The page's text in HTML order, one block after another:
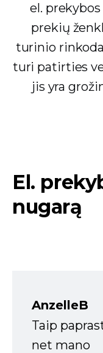
el.
prekių
turinio
turi patirties
jis yra
El.
nugarą
AnzelleB
Taip
net mano